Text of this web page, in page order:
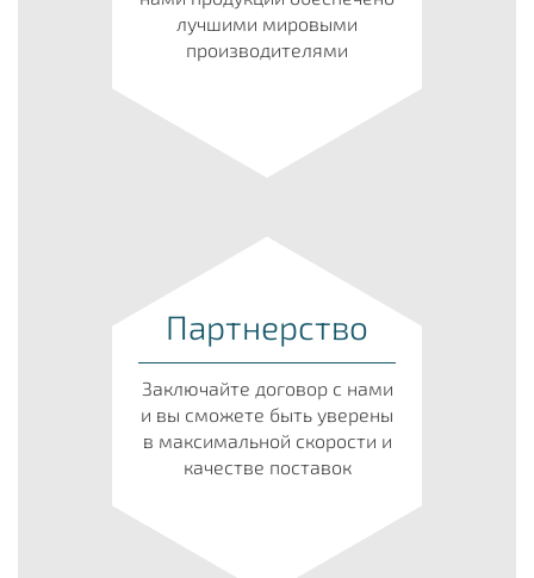
лучшими мировыми
производителями
Партнерство
Заключайте договор с нами
и вы сможете быть уверены
в максимальной скорости и
качестве поставок